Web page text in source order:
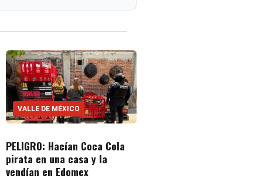
VALLE DE MÉXICO
PELIGRO: Hacían Coca Cola
pirata en una casa y la
vendían en Edomex